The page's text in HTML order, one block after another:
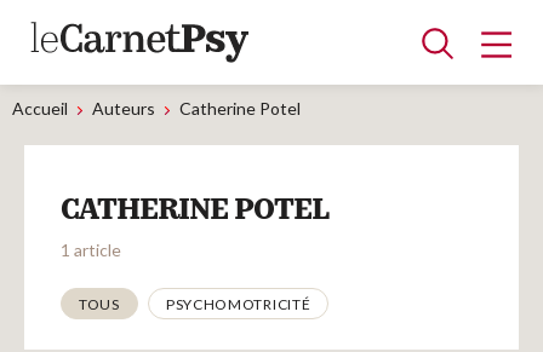
Articles
A la une
Adolescence
Dispositif
Enfance
Périnatalité
Psychanalyse
Psychopathologie
Soin
Dossiers
Accueil Auteurs Catherine Potel
CATHERINE POTEL
1 article
Thématiques
TOUS PSYCHOMOTRICITÉ